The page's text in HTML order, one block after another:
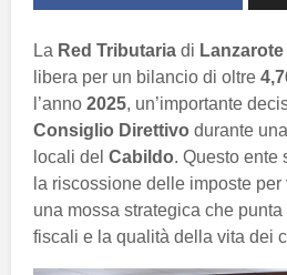
La Red Tributaria di Lanzarote
libera per un bilancio di oltre
l’anno 2025, un’importante
Consiglio Direttivo durante
locali del Cabildo. Questo ente
la riscossione delle imposte per
una mossa strategica che
fiscali e la qualità della vita dei